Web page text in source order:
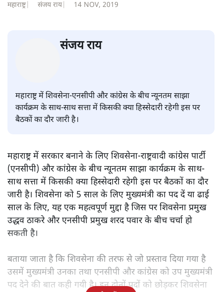
महाराष्ट्र| संजय राय| 14 NOV, 2019
संजय राय
महाराष्ट्र में शिवसेना-एनसीपी और कांग्रेस के बीच न्यूनतम साझा
कार्यक्रम के साथ-साथ सत्ता में किसकी क्या हिस्सेदारी रहेगी इस पर
बैठकों का दौर जारी है।